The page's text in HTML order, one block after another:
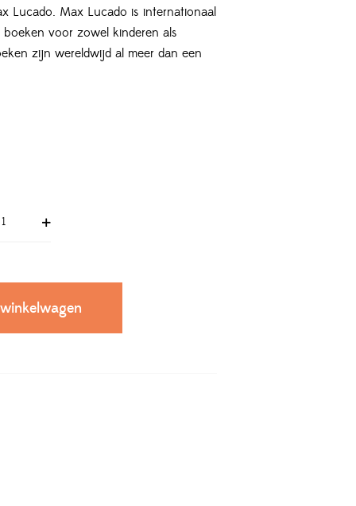
Lucado. Max Lucado is internationaal
voor zowel kinderen als
zijn wereldwijd al meer dan een